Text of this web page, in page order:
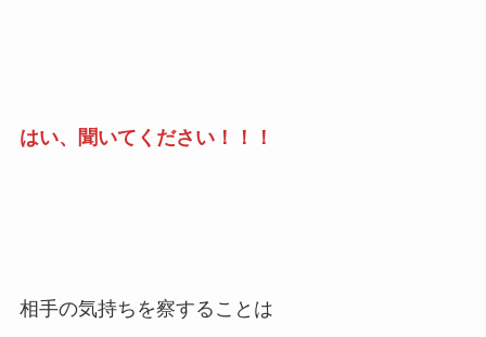
はい、聞いてください！！！
相手の気持ちを察することは